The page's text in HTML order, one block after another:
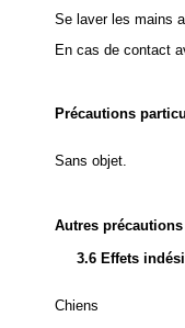
Se laver les mains
En cas de contact
Précautions
Sans objet.
Autres précautions
3.6 Effets
Chiens